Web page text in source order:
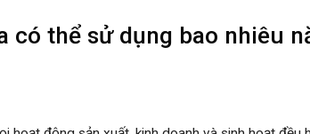
có thể sử dụng bao nhiêu